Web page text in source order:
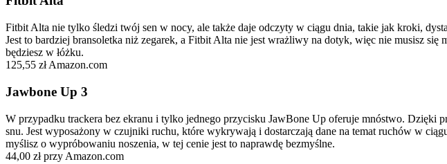
Fitbit Alta nie tylko śledzi twój sen w nocy, ale także daje odczyty w ciągu dnia, takie jak kroki,
Jest to bardziej bransoletka niż zegarek, a Fitbit Alta nie jest wrażliwy na dotyk, więc nie musisz
będziesz w łóżku.
125,55 zł Amazon.com
Jawbone Up 3
W przypadku trackera bez ekranu i tylko jednego przycisku JawBone Up oferuje mnóstwo. Dzięki
snu. Jest wyposażony w czujniki ruchu, które wykrywają i dostarczają dane na temat ruchów w
myślisz o wypróbowaniu noszenia, w tej cenie jest to naprawdę bezmyślne.
44,00 zł przy Amazon.com